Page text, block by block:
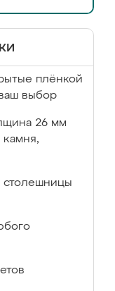
плёнкой
выбор
26 мм
камня,